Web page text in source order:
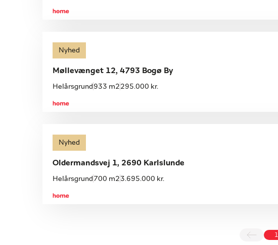
Nyhed
Møllevænget 12, 4793 Bogø By
Helårsgrund 933 m2 295.000 kr.
Nyhed
Oldermandsvej 1, 2690 Karlslunde
Helårsgrund 700 m2 3.695.000 kr.
1